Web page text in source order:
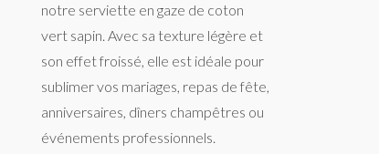
notre serviette en gaze de coton
vert sapin. Avec sa texture légère et
son effet froissé, elle est idéale pour
sublimer vos mariages, repas de fête,
anniversaires, dîners champêtres ou
événements professionnels.